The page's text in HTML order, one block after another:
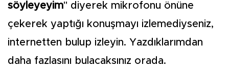
söyleyeyim" diyerek mikrofonu önüne
çekerek yaptığı konuşmayı izlemediyseniz,
internetten bulup izleyin. Yazdıklarımdan
daha fazlasını bulacaksınız orada.